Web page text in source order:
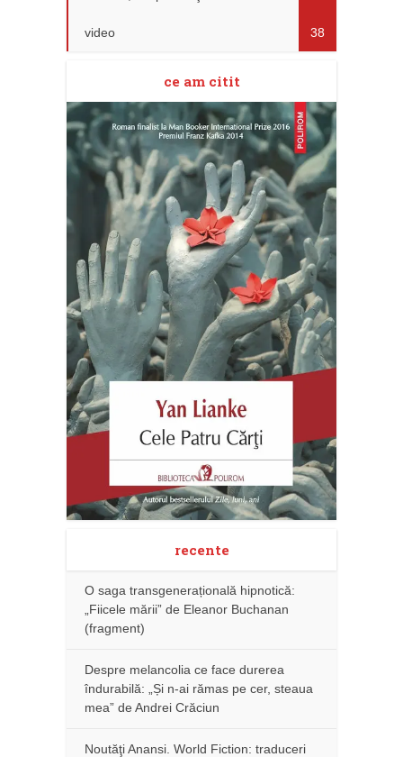
video 38
ce am citit
recente
O saga transgenerațională hipnotică:
„Fiicele mării” de Eleanor Buchanan
(fragment)
Despre melancolia ce face durerea
îndurabilă: „Și n-ai rămas pe cer, steaua
mea” de Andrei Crăciun
Noutăţi Anansi. World Fiction: traduceri